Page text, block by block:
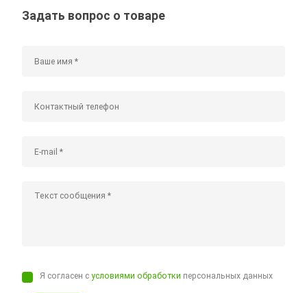
Задать вопрос о товаре
Я согласен сусловиями обработки персональных данных